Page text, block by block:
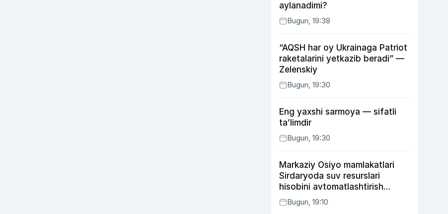
aylanadimi?
Bugun, 19:38
“AQSH har oy Ukrainaga Patriot
raketalarini yetkazib beradi” —
Zelenskiy
Bugun, 19:30
Eng yaxshi sarmoya — sifatli
ta’limdir
Bugun, 19:30
Markaziy Osiyo mamlakatlari
Sirdaryoda suv resurslari
hisobini avtomatlashtirish
rejasini ishlab chiqishni
ma’qulladi
Bugun, 19:10